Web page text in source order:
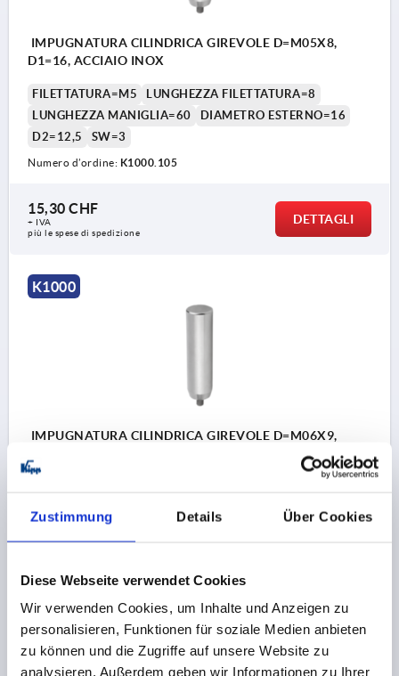
Zustimmung Details Über Cookies
Diese Webseite verwendet Cookies
Wir verwenden Cookies, um Inhalte und Anzeigen zu
personalisieren, Funktionen für soziale Medien anbieten
zu können und die Zugriffe auf unsere Website zu
analysieren. Außerdem geben wir Informationen zu Ihrer
IMPUGNATURA CILINDRICA GIREVOLE D=M05X8,
D1=16, ACCIAIO INOX
FILETTATURA=M5
LUNGHEZZA FILETTATURA=8
LUNGHEZZA MANIGLIA=60
DIAMETRO ESTERNO=16
D2=12,5
SW=3
Numero d’ordine: K1000.105
15,30 CHF
+ IVA
più le spese di spedizione
DETTAGLI
K1000
IMPUGNATURA CILINDRICA GIREVOLE D=M06X9,
LUNGHEZZA MANIGLIA=72
DIAMETRO ESTERNO=20
16,55 CHF
+ IVA
più le spese di spedizione
DETTAGLI